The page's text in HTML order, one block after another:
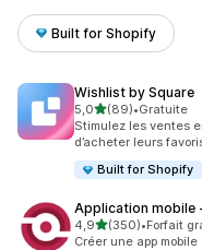
Built for Shopify
Wishlist by Square
5,0étoile(s) sur 5
(89)
89 avis au total
•Gratuite
Stimulez les ventes
d’acheter leurs
Built for Shopify
Application mobile
4,9étoile(s) sur 5
(350)
350 avis au total
•Forfait
Créer une app